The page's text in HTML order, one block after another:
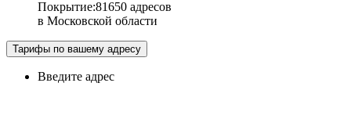
Покрытие:81650 адресов
в Московской области
Тарифы по вашему адресу
Введите адрес